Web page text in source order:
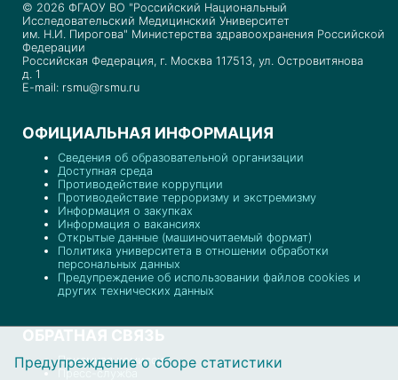
© 2026 ФГАОУ ВО "Российский Национальный
Исследовательский Медицинский Университет
им. Н.И. Пирогова" Министерства здравоохранения Российской
Федерации
Российская Федерация, г. Москва 117513, ул. Островитянова
д. 1
E-mail: rsmu@rsmu.ru
ОФИЦИАЛЬНАЯ ИНФОРМАЦИЯ
Сведения об образовательной организации
Доступная среда
Противодействие коррупции
Противодействие терроризму и экстремизму
Информация о закупках
Информация о вакансиях
Открытые данные (машиночитаемый формат)
Политика университета в отношении обработки
персональных данных
Предупреждение об использовании файлов cookies и
других технических данных
ОБРАТНАЯ СВЯЗЬ
Приемная комиссия
Пресс-служба
Предупреждение о сборе статистики